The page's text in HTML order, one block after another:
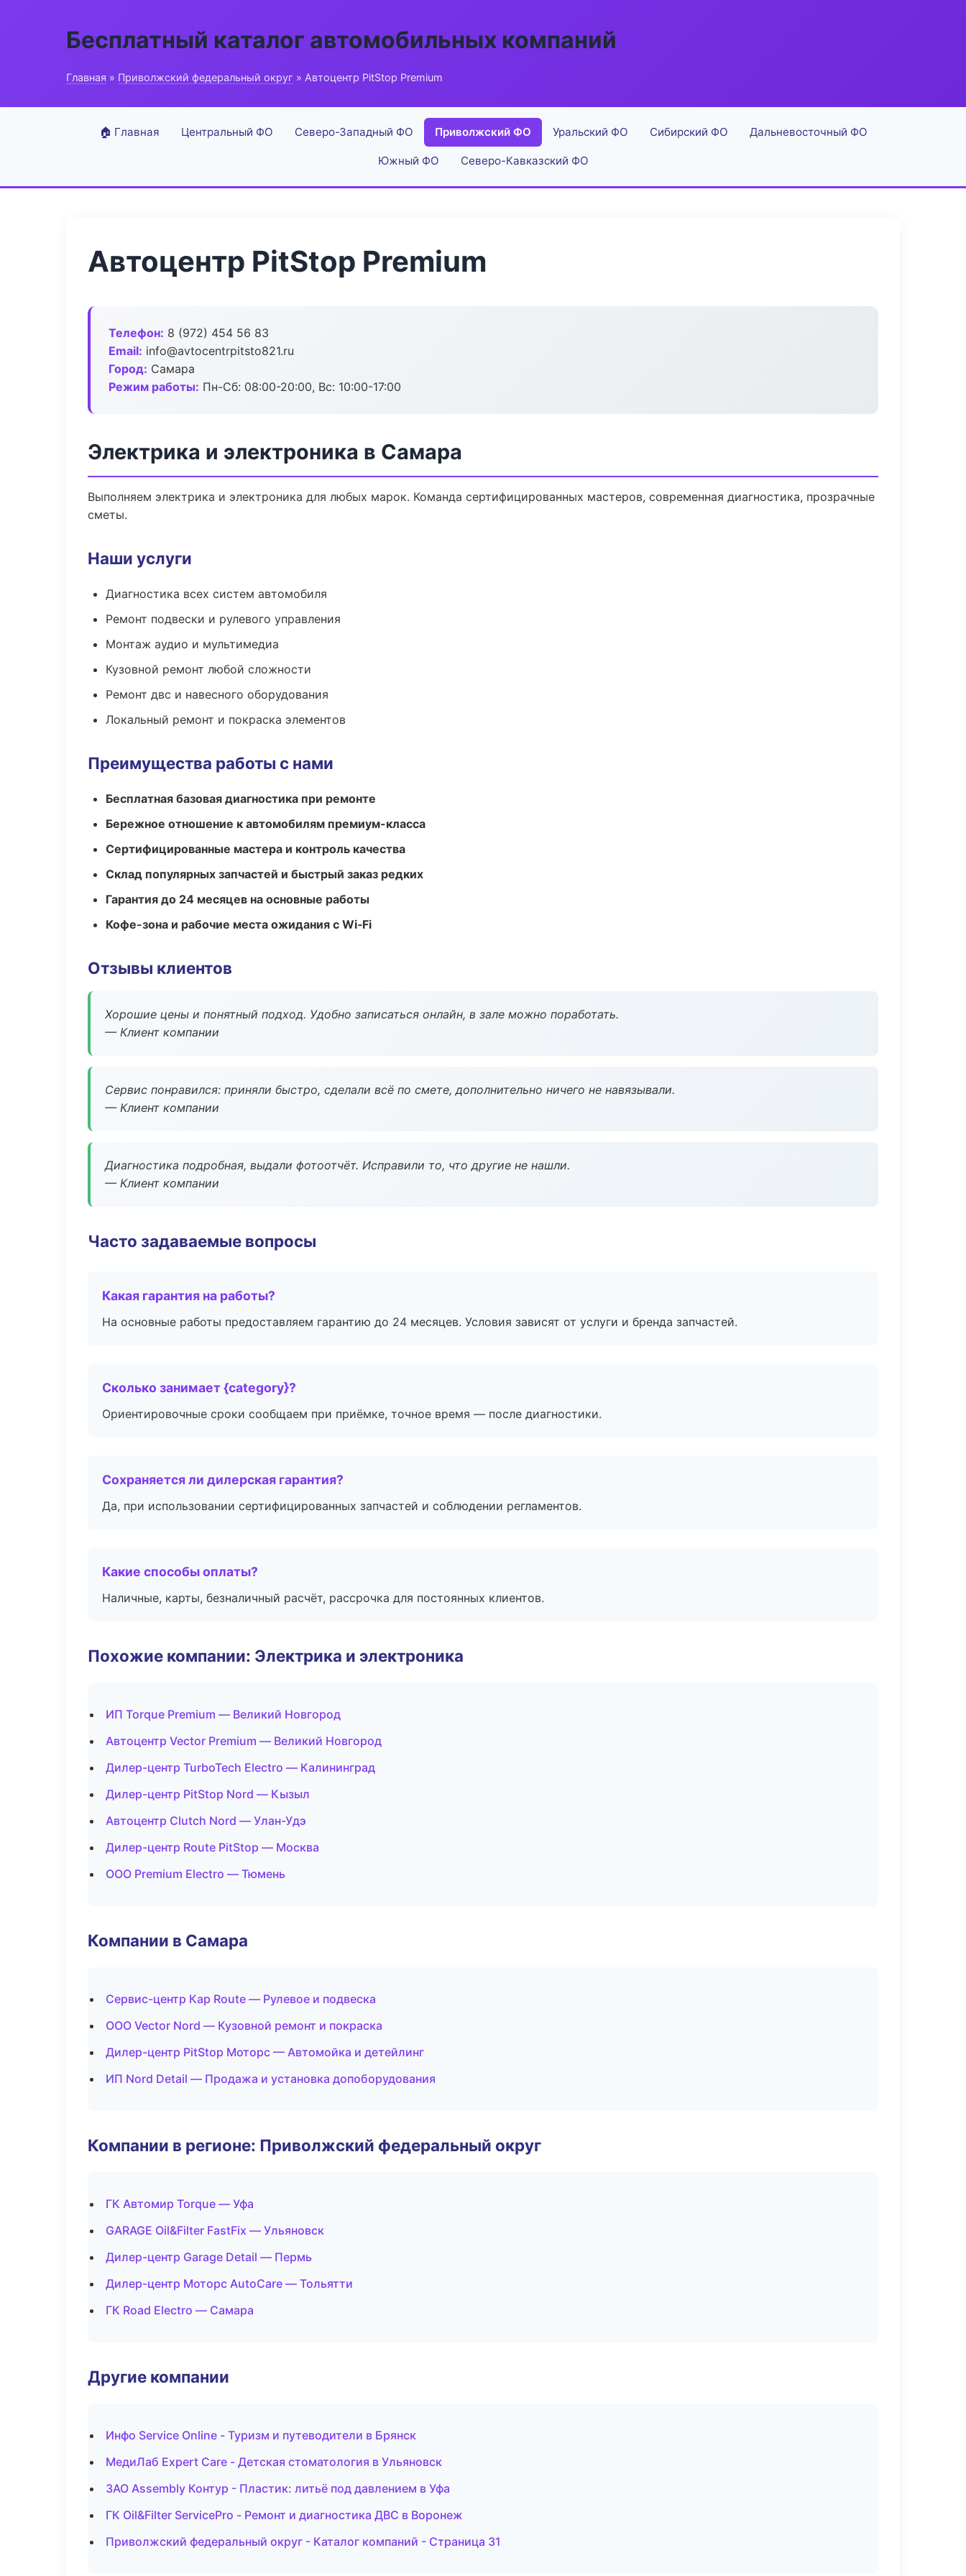
Бесплатный каталог автомобильных компаний
Главная » Приволжский федеральный округ » Автоцентр PitStop Premium
🏠 Главная Центральный ФО Северо-Западный ФО Приволжский ФО Уральский ФО Сибирский ФО Дальневосточный ФО
Южный ФО Северо-Кавказский ФО
Автоцентр PitStop Premium
Телефон: 8 (972) 454 56 83
Email: info@avtocentrpitsto821.ru
Город: Самара
Режим работы: Пн-Сб: 08:00-20:00, Вс: 10:00-17:00
Электрика и электроника в Самара
Выполняем электрика и электроника для любых марок. Команда сертифицированных мастеров, современная диагностика, прозрачные
сметы.
Наши услуги
Диагностика всех систем автомобиля
Ремонт подвески и рулевого управления
Монтаж аудио и мультимедиа
Кузовной ремонт любой сложности
Ремонт двс и навесного оборудования
Локальный ремонт и покраска элементов
Преимущества работы с нами
Бесплатная базовая диагностика при ремонте
Бережное отношение к автомобилям премиум-класса
Сертифицированные мастера и контроль качества
Склад популярных запчастей и быстрый заказ редких
Гарантия до 24 месяцев на основные работы
Кофе-зона и рабочие места ожидания с Wi‑Fi
Отзывы клиентов
Хорошие цены и понятный подход. Удобно записаться онлайн, в зале можно поработать.
— Клиент компании
Сервис понравился: приняли быстро, сделали всё по смете, дополнительно ничего не навязывали.
— Клиент компании
Диагностика подробная, выдали фотоотчёт. Исправили то, что другие не нашли.
— Клиент компании
Часто задаваемые вопросы
Какая гарантия на работы?
На основные работы предоставляем гарантию до 24 месяцев. Условия зависят от услуги и бренда запчастей.
Сколько занимает {category}?
Ориентировочные сроки сообщаем при приёмке, точное время — после диагностики.
Сохраняется ли дилерская гарантия?
Да, при использовании сертифицированных запчастей и соблюдении регламентов.
Какие способы оплаты?
Наличные, карты, безналичный расчёт, рассрочка для постоянных клиентов.
Похожие компании: Электрика и электроника
ИП Torque Premium — Великий Новгород
Автоцентр Vector Premium — Великий Новгород
Дилер-центр TurboTech Electro — Калининград
Дилер-центр PitStop Nord — Кызыл
Автоцентр Clutch Nord — Улан-Удэ
Дилер-центр Route PitStop — Москва
ООО Premium Electro — Тюмень
Компании в Самара
Сервис-центр Кар Route — Рулевое и подвеска
ООО Vector Nord — Кузовной ремонт и покраска
Дилер-центр PitStop Моторс — Автомойка и детейлинг
ИП Nord Detail — Продажа и установка допоборудования
Компании в регионе: Приволжский федеральный округ
ГК Автомир Torque — Уфа
GARAGE Oil&Filter FastFix — Ульяновск
Дилер-центр Garage Detail — Пермь
Дилер-центр Моторс AutoCare — Тольятти
ГК Road Electro — Самара
Другие компании
Инфо Service Online - Туризм и путеводители в Брянск
МедиЛаб Expert Care - Детская стоматология в Ульяновск
ЗАО Assembly Контур - Пластик: литьё под давлением в Уфа
ГК Oil&Filter ServicePro - Ремонт и диагностика ДВС в Воронеж
Приволжский федеральный округ - Каталог компаний - Страница 31